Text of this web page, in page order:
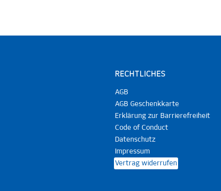
RECHTLICHES
AGB
AGB Geschenkkarte
Erklärung zur Barrierefreiheit
Code of Conduct
Datenschutz
Impressum
Vertrag widerrufen